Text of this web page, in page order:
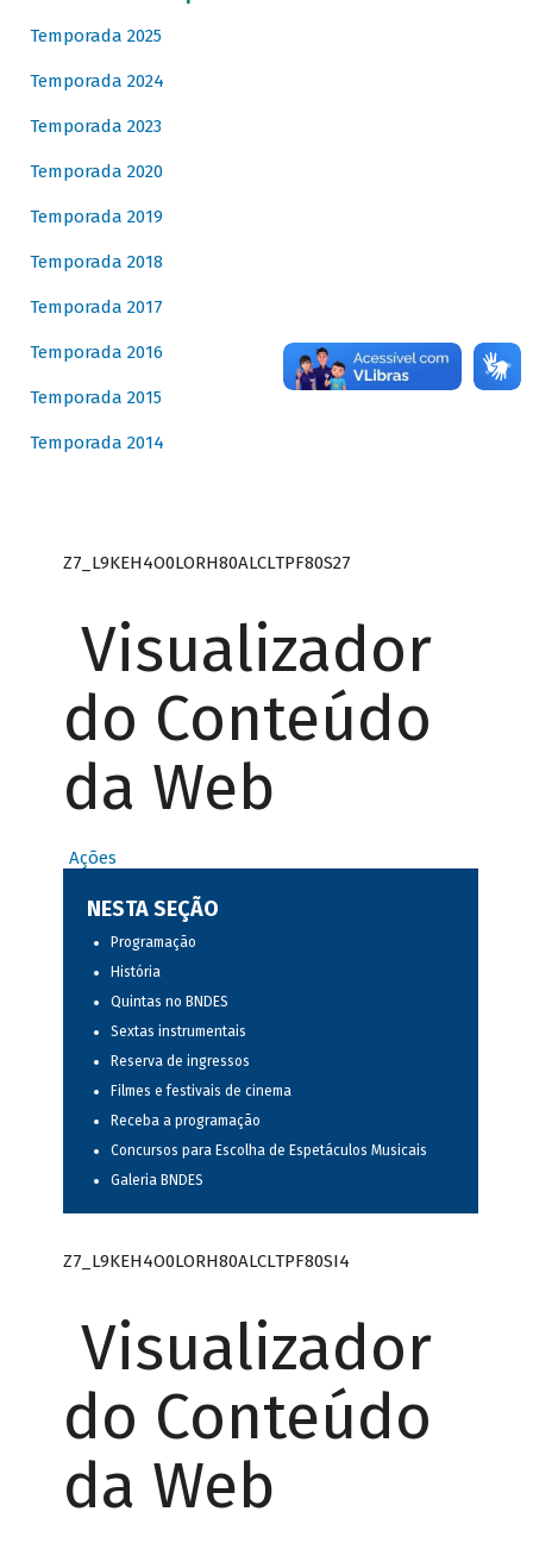
Temporada 2025
Temporada 2024
Temporada 2023
Temporada 2020
Temporada 2019
Temporada 2018
Temporada 2017
Temporada 2016
Temporada 2015
Temporada 2014
Z7_L9KEH4O0LORH80ALCLTPF80S27
Visualizador
do Conteúdo
da Web
Ações
NESTA SEÇÃO
Programação
História
Quintas no BNDES
Sextas instrumentais
Reserva de ingressos
Filmes e festivais de cinema
Receba a programação
Concursos para Escolha de Espetáculos Musicais
Galeria BNDES
Z7_L9KEH4O0LORH80ALCLTPF80SI4
Visualizador
do Conteúdo
da Web